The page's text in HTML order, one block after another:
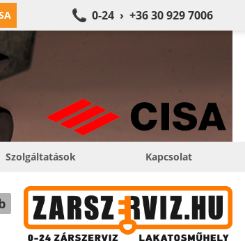
0-24 › +36 30 929 7006
Szolgáltatások Kapcsolat